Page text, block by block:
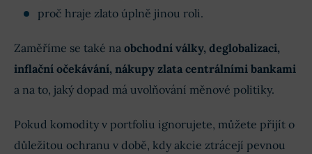
proč hraje zlato úplně jinou roli.
Zaměříme se také na obchodní války, deglobalizaci,
inflační očekávání, nákupy zlata centrálními bankami
a na to, jaký dopad má uvolňování měnové politiky.
Pokud komodity v portfoliu ignorujete, můžete přijít o
důležitou ochranu v době, kdy akcie ztrácejí pevnou